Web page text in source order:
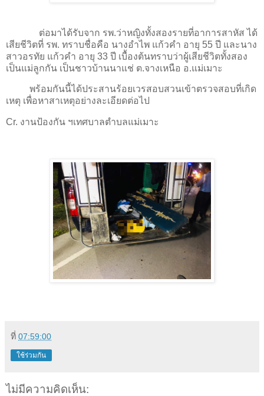
ต่อมาได้รับจาก รพ.ว่าหญิงทั้งสองรายที่อาการสาหัส ได้
เสียชีวิตที่ รพ. ทราบชื่อคือ นางอำไพ แก้วคำ อายุ 55 ปี และนาง
สาวอรทัย แก้วคำ อายุ 33 ปี เบื้องต้นทราบว่าผู้เสียชีวิตทั้งสอง
เป็นแม่ลูกกัน เป็นชาวบ้านนาแช่ ต.จางเหนือ อ.แม่เมาะ
พร้อมกันนี้ได้ประสานร้อยเวรสอบสวนเข้าตรวจสอบที่เกิด
เหตุ เพื่อหาสาเหตุอย่างละเอียดต่อไป
Cr. งานป้องกัน ฯเทศบาลตำบลแม่เมาะ
ที่ 07:59:00
ใช้ร่วมกัน
ไม่มีความคิดเห็น: